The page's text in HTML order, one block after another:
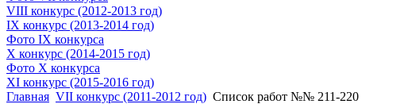
VIII конкурс (2012-2013 год)
IX конкурс (2013-2014 год)
Фото IX конкурса
X конкурс (2014-2015 год)
Фото X конкурса
XI конкурс (2015-2016 год)
Главная VII конкурс (2011-2012 год) Список работ №№ 211-220